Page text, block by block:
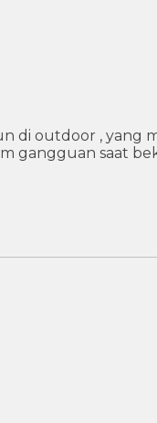
di outdoor , yang
gangguan saat